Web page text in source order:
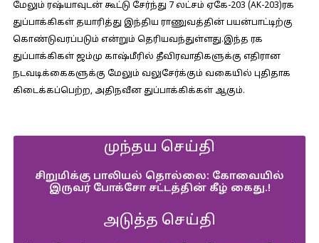
மேலும் ரஷ்யாவுடன் கூட்டு சேர்ந்து 7 லட்சம் ஏகே-203 (AK-203)ரக
துப்பாக்கிகள் தயாரித்து இந்திய ராணுவத்தின் பயன்பாட்டிற்கு
கொண்டுவரப்படும் என்றும் தெரியவந்துள்ளது.இந்த ரக
துப்பாக்கிகள் ஜம்மு காஷ்மீரில் தீவிரவாதிகளுக்கு எதிரான
நடவடிக்கைகளுக்கு மேலும் வலுசேர்க்கும் வகையில் புதிதாக
கிடைக்கப்பெற்ற, அதிநவீன துப்பாக்கிக்கள் ஆகும்.
முந்தய செய்தி
சிறுமிக்கு பாலியல் தொல்லை: கோவையில்
இருவர் போக்சோ சட்டத்தின் கீழ் கைது.!
அடுத்த செய்தி